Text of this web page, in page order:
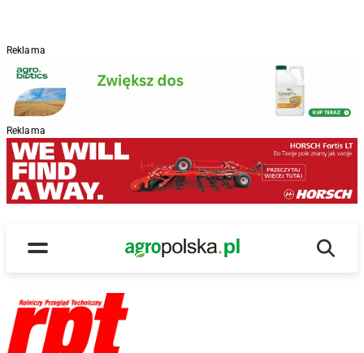
Reklama
Reklama
Menu
Main Logo